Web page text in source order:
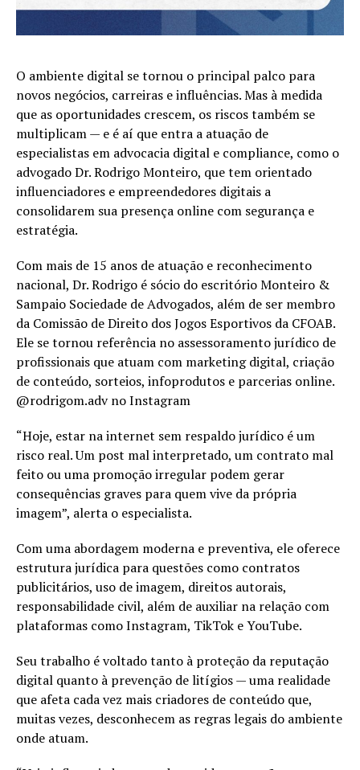
O ambiente digital se tornou o principal palco para
novos negócios, carreiras e influências. Mas à medida
que as oportunidades crescem, os riscos também se
multiplicam — e é aí que entra a atuação de
especialistas em advocacia digital e compliance, como o
advogado Dr. Rodrigo Monteiro, que tem orientado
influenciadores e empreendedores digitais a
consolidarem sua presença online com segurança e
estratégia.
Com mais de 15 anos de atuação e reconhecimento
nacional, Dr. Rodrigo é sócio do escritório Monteiro &
Sampaio Sociedade de Advogados, além de ser membro
da Comissão de Direito dos Jogos Esportivos da CFOAB.
Ele se tornou referência no assessoramento jurídico de
profissionais que atuam com marketing digital, criação
de conteúdo, sorteios, infoprodutos e parcerias online.
@rodrigom.adv no Instagram
“Hoje, estar na internet sem respaldo jurídico é um
risco real. Um post mal interpretado, um contrato mal
feito ou uma promoção irregular podem gerar
consequências graves para quem vive da própria
imagem”, alerta o especialista.
Com uma abordagem moderna e preventiva, ele oferece
estrutura jurídica para questões como contratos
publicitários, uso de imagem, direitos autorais,
responsabilidade civil, além de auxiliar na relação com
plataformas como Instagram, TikTok e YouTube.
Seu trabalho é voltado tanto à proteção da reputação
digital quanto à prevenção de litígios — uma realidade
que afeta cada vez mais criadores de conteúdo que,
muitas vezes, desconhecem as regras legais do ambiente
onde atuam.